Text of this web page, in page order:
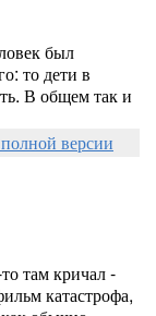
был
то дети в
В общем так и
версии
там кричал -
катастрофа,